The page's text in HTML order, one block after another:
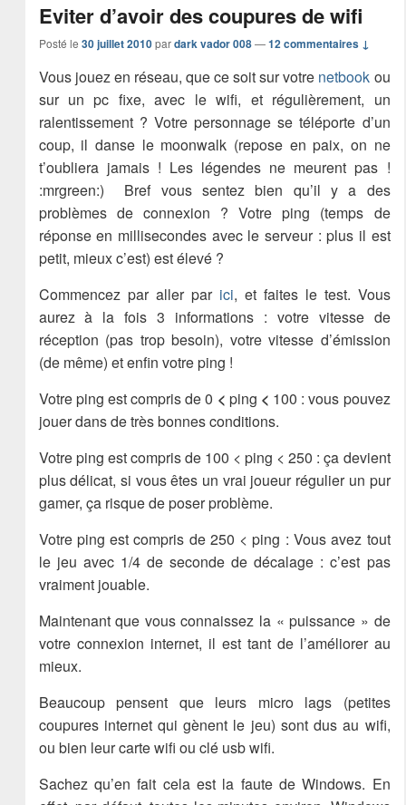
Eviter d’avoir des coupures de wifi
Posté le 30 juillet 2010 pardark vador 008 —12 commentaires ↓
Vous jouez en réseau, que ce soit sur votre netbook ou
sur un pc fixe, avec le wifi, et régulièrement, un
ralentissement ? Votre personnage se téléporte d’un
coup, il danse le moonwalk (repose en paix, on ne
t’oubliera jamais ! Les légendes ne meurent pas !
:mrgreen:) Bref vous sentez bien qu’il y a des
problèmes de connexion ? Votre ping (temps de
réponse en millisecondes avec le serveur : plus il est
petit, mieux c’est) est élevé ?
Commencez par aller par ici, et faites le test. Vous
aurez à la fois 3 informations : votre vitesse de
réception (pas trop besoin), votre vitesse d’émission
(de même) et enfin votre ping !
Votre ping est compris de 0 < ping < 100 : vous pouvez
jouer dans de très bonnes conditions.
Votre ping est compris de 100 < ping < 250 : ça devient
plus délicat, si vous êtes un vrai joueur régulier un pur
gamer, ça risque de poser problème.
Votre ping est compris de 250 < ping : Vous avez tout
le jeu avec 1/4 de seconde de décalage : c’est pas
vraiment jouable.
Maintenant que vous connaissez la « puissance » de
votre connexion internet, il est tant de l’améliorer au
mieux.
Beaucoup pensent que leurs micro lags (petites
coupures internet qui gènent le jeu) sont dus au wifi,
ou bien leur carte wifi ou clé usb wifi.
Sachez qu’en fait cela est la faute de Windows. En